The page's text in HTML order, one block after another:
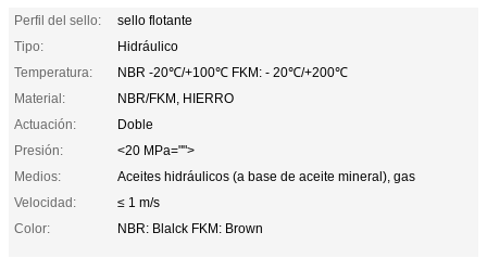
Perfil del sello:
sello flotante
Tipo:
Hidráulico
Temperatura:
NBR -20℃/+100℃ FKM: - 20℃/+200℃
Material:
NBR/FKM, HIERRO
Actuación:
Doble
Presión:
<20 MPa="">
Medios:
Aceites hidráulicos (a base de aceite mineral), gas
Velocidad:
≤ 1 m/s
Color:
NBR: Blalck FKM: Brown